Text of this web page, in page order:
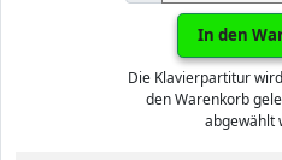
In den
Die Klavierpartitur
den Warenkorb
abgewählt